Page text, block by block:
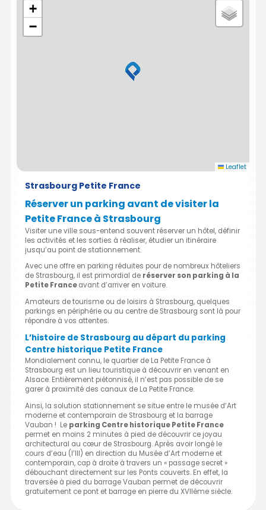
+
−
Leaflet
Strasbourg Petite France
Réserver un parking avant de visiter la
Petite France à Strasbourg
Visiter une ville sous-entend souvent réserver un hôtel, définir
les activités et les sorties à réaliser, étudier un itinéraire
jusqu’au point de stationnement.
Avec une offre en parking réduites pour de nombreux hôteliers
de Strasbourg, il est primordial de réserver son parking à la
Petite Franceavant d’arriver en voiture.
Amateurs de tourisme ou de loisirs à Strasbourg, quelques
parkings en périphérie ou au centre de Strasbourg sont là pour
répondre à vos attentes.
L’histoire de Strasbourg au départ du parking
Centre historique Petite France
Mondialement connu, le quartier de La Petite France à
Strasbourg est un lieu touristique à découvrir en venant en
Alsace. Entièrement piétonnisé, il n’est pas possible de se
garer à proximité des canaux de La Petite France.
Ainsi, la solution stationnement se situe entre le musée d’Art
moderne et contemporain de Strasbourg et la barrage
Vauban ! Le parking Centre historique Petite France
permet en moins 2 minutes à pied de découvrir ce joyau
architectural au cœur de Strasbourg. Après avoir longé le
cours d’eau (l’Ill) en direction du Musée d’Art moderne et
contemporain, cap à droite à travers un « passage secret »
débouchant directement sur les Ponts couverts. En effet, la
traversée à pied du barrage Vauban permet de découvrir
gratuitement ce pont et barrage en pierre du XVIIème siècle.